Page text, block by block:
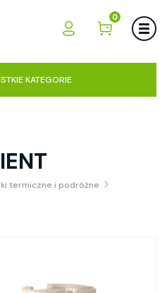
0
KATEGORIE
termiczne i podróżne